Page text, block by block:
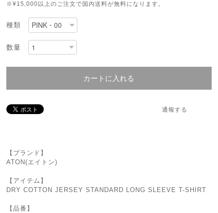
※¥15,000以上のご注文で国内送料が無料になります。
種類
数量
カートに入れる
通報する
【ブランド】
ATON(エイトン)
【アイテム】
DRY COTTON JERSEY STANDARD LONG SLEEVE T-SHIRT
【品番】